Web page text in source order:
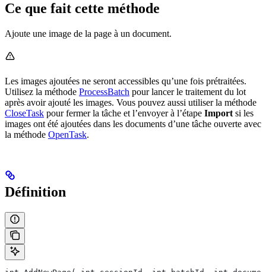
Ce que fait cette méthode
Ajoute une image de la page à un document.
Les images ajoutées ne seront accessibles qu’une fois prétraitées.
Utilisez la méthode ProcessBatch pour lancer le traitement du lot
après avoir ajouté les images. Vous pouvez aussi utiliser la méthode
CloseTask pour fermer la tâche et l’envoyer à l’étape Import si les
images ont été ajoutées dans les documents d’une tâche ouverte avec
la méthode OpenTask.
Définition